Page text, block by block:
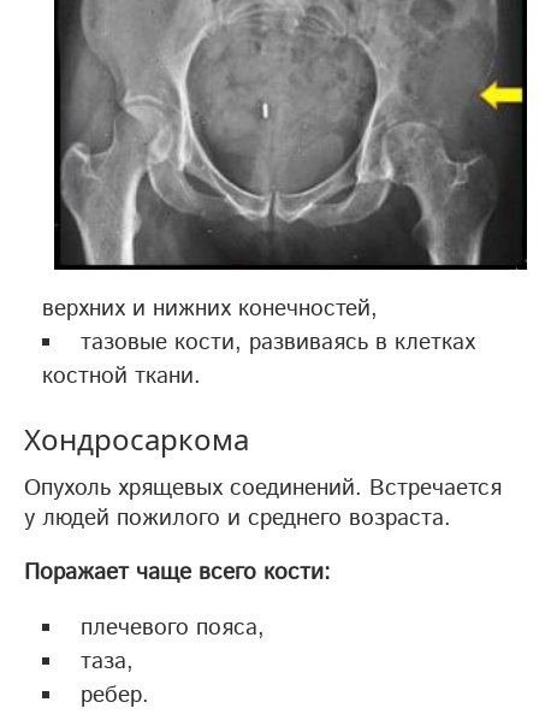
верхних и нижних конечностей,
тазовые кости, развиваясь в клетках
костной ткани.
Хондросаркома
Опухоль хрящевых соединений. Встречается
у людей пожилого и среднего возраста.
Поражает чаще всего кости:
плечевого пояса,
таза,
ребер.